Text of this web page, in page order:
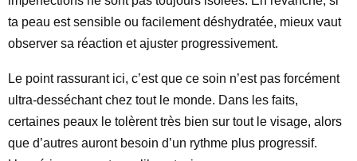
ta peau est sensible ou facilement déshydratée, mieux vaut
observer sa réaction et ajuster progressivement.
Le point rassurant ici, c’est que ce soin n’est pas forcément
ultra-desséchant chez tout le monde. Dans les faits,
certaines peaux le tolèrent très bien sur tout le visage, alors
que d’autres auront besoin d’un rythme plus progressif.